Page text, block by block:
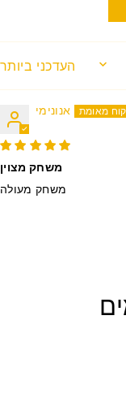
SORT BY
אנונימי
משחק מצוין
משחק מעולה